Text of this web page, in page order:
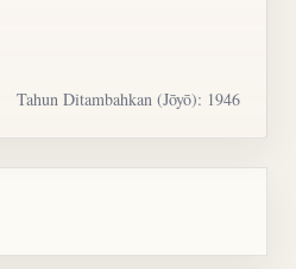
Tahun Ditambahkan (Jōyō): 1946